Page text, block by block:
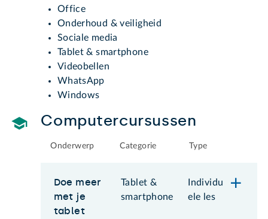
Office
Onderhoud & veiligheid
Sociale media
Tablet & smartphone
Videobellen
WhatsApp
Windows
Computercursussen
Onderwerp Categorie Type
Doe meer
met je
tablet
Tablet &
smartphone
Individu
ele les